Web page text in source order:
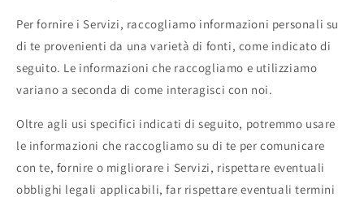
Per fornire i Servizi, raccogliamo informazioni personali su
di te provenienti da una varietà di fonti, come indicato di
seguito. Le informazioni che raccogliamo e utilizziamo
variano a seconda di come interagisci con noi.
Oltre agli usi specifici indicati di seguito, potremmo usare
le informazioni che raccogliamo su di te per comunicare
con te, fornire o migliorare i Servizi, rispettare eventuali
obblighi legali applicabili, far rispettare eventuali termini